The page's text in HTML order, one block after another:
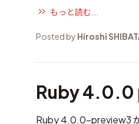
もっと読む...
Posted by Hiroshi
Ruby 4.0.0
Ruby 4.0.0-preview3